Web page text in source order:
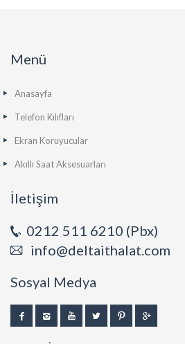
Menü
Anasayfa
Telefon Kılıfları
Ekran Koruyucular
Akıllı Saat Aksesuarları
İletişim
0212 511 6210 (Pbx)
info@deltaithalat.com
Sosyal Medya